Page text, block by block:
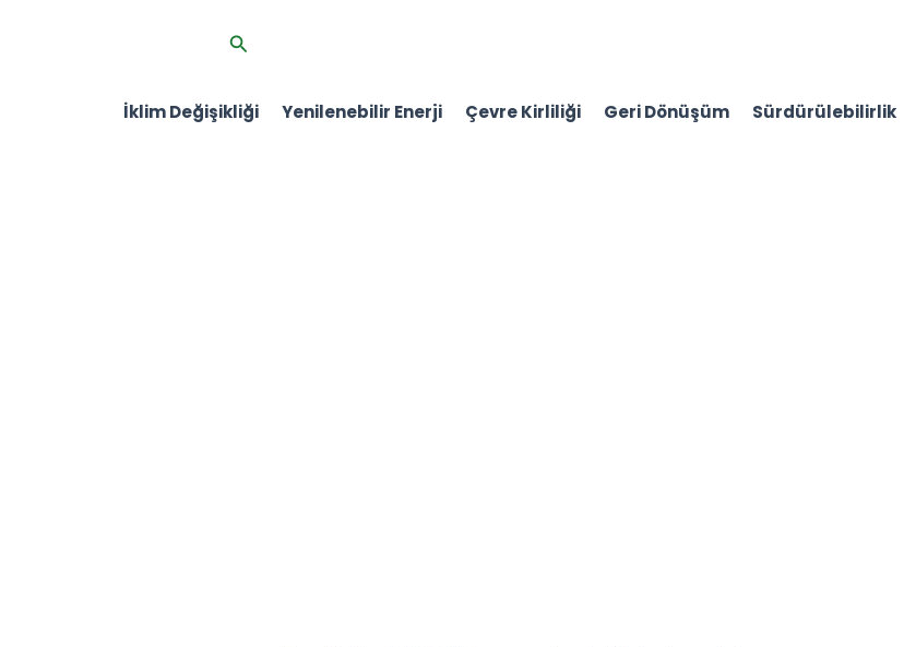
Arama
İklim Değişikliği Yenilenebilir Enerji Çevre Kirliliği Geri Dönüşüm Sürdürülebilirlik